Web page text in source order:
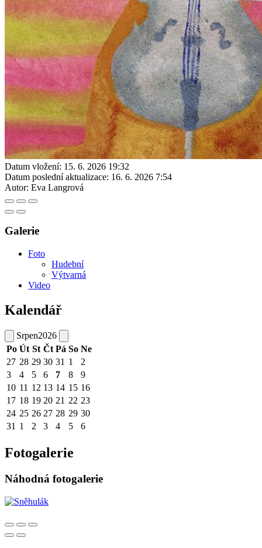
Datum vložení: 15. 6. 2026 19:32
Datum poslední aktualizace: 16. 6. 2026 7:54
Autor: Eva Langrová
Galerie
Foto
Hudební
Výtvarná
Video
Kalendář
Srpen2026
Po Út St Čt Pá So Ne
27 28 29 30 31 1
2
3
4 5 6 7 8
9
10 11 12 13 14 15 16
17 18 19 20 21 22 23
24 25 26 27 28 29 30
31 1 2 3 4 5 6
Fotogalerie
Náhodná fotogalerie